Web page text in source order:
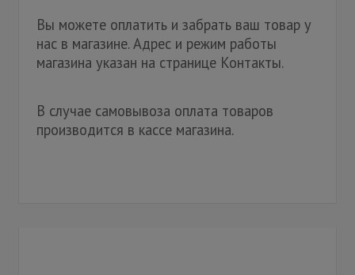
Вы можете оплатить и забрать ваш товар у
нас в магазине. Адрес и режим работы
магазина указан на странице Контакты.
В случае самовывоза оплата товаров
производится в кассе магазина.